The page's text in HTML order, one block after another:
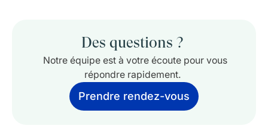
Des questions ?
Notre équipe est à votre écoute pour vous
répondre rapidement.
Prendre rendez-vous